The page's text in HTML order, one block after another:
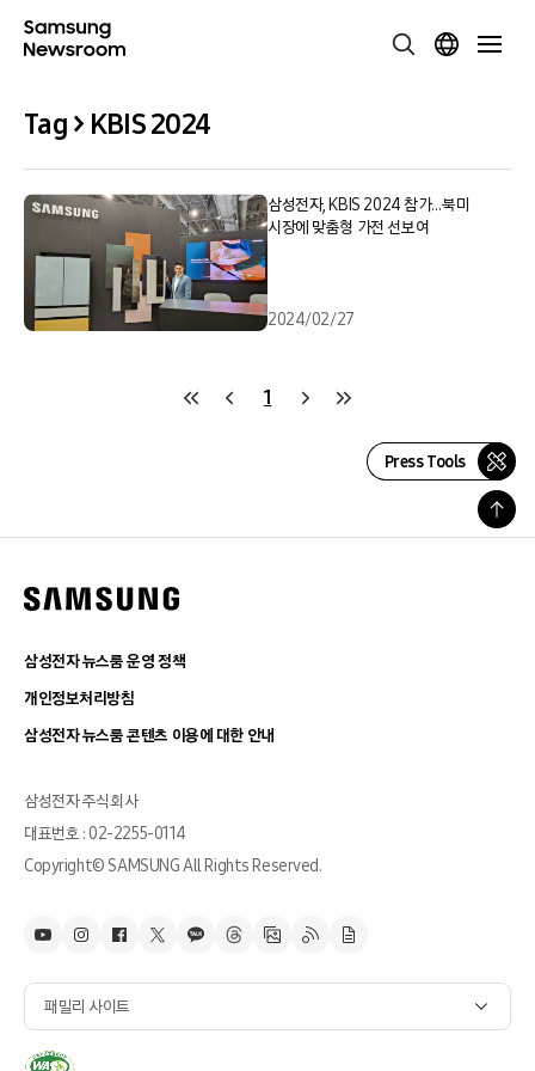
Tag > KBIS 2024
삼성전자, KBIS 2024 참가…북미
시장에 맞춤형 가전 선보여
2024/02/27
1
Press Tools
삼성전자 뉴스룸 운영 정책
개인정보처리방침
삼성전자 뉴스룸 콘텐츠 이용에 대한 안내
삼성전자 주식회사
대표번호 : 02-2255-0114
Copyright© SAMSUNG All Rights Reserved.
패밀리 사이트